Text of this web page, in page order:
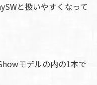
と扱いやすくなって
モデルの内の1本で